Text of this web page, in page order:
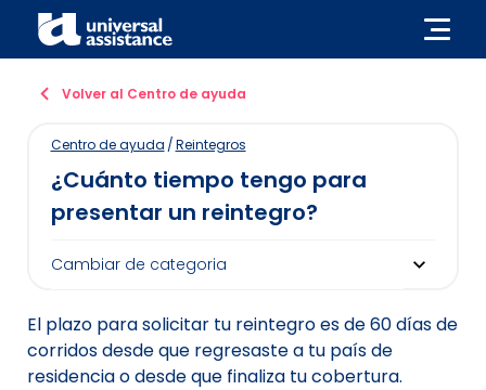
Volver al Centro de ayuda
Centro de ayuda /Reintegros
¿Cuánto tiempo tengo para
presentar un reintegro?
El plazo para solicitar tu reintegro es de 60 días de
corridos desde que regresaste a tu país de
residencia o desde que finaliza tu cobertura.